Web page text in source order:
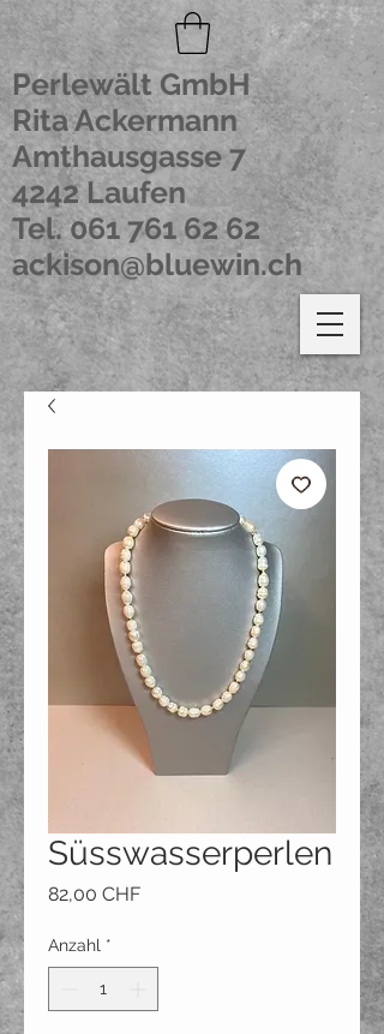
Perlewält GmbH
Rita Ackermann
Amthausgasse 7
4242 Laufen
Tel.061 761 62 62
ackison@bluewin.ch
Süsswasserperlen
82,00 CHFPreis
Anzahl *